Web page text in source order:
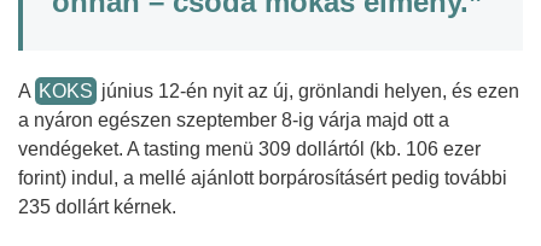
A KOKS június 12-én nyit az új, grönlandi helyen, és ezen
a nyáron egészen szeptember 8-ig várja majd ott a
vendégeket. A tasting menü 309 dollártól (kb. 106 ezer
forint) indul, a mellé ajánlott borpárosításért pedig további
235 dollárt kérnek.